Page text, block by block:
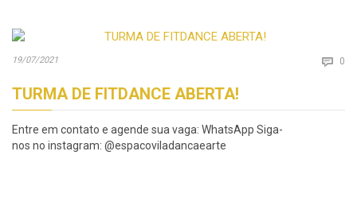
19/07/2021  0
TURMA DE FITDANCE ABERTA!
Entre em contato e agende sua vaga: WhatsApp Siga-
nos no instagram: @espacoviladancaearte